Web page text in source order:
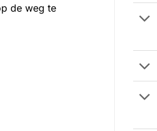
de weg te